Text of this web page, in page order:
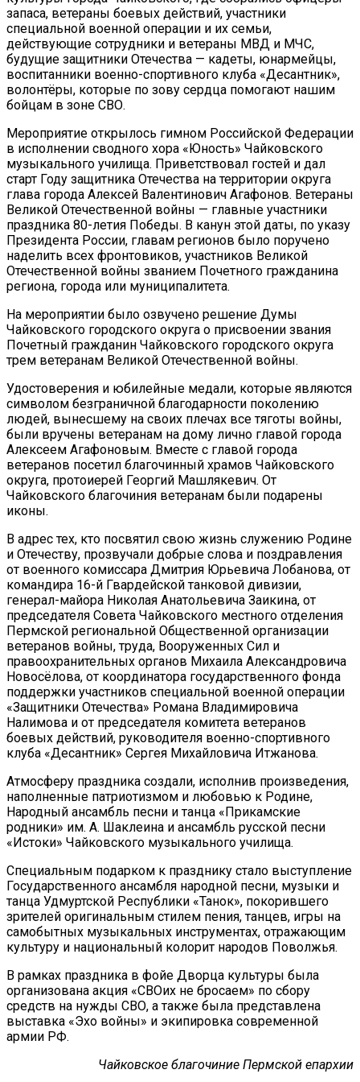
запаса, ветераны боевых действий, участники
специальной военной операции и их семьи,
действующие сотрудники и ветераны МВД и МЧС,
будущие защитники Отечества — кадеты, юнармейцы,
воспитанники военно-спортивного клуба «Десантник»,
волонтёры, которые по зову сердца помогают нашим
бойцам в зоне СВО.
Мероприятие открылось гимном Российской Федерации
в исполнении сводного хора «Юность» Чайковского
музыкального училища. Приветствовал гостей и дал
старт Году защитника Отечества на территории округа
глава города Алексей Валентинович Агафонов. Ветераны
Великой Отечественной войны — главные участники
праздника 80-летия Победы. В канун этой даты, по указу
Президента России, главам регионов было поручено
наделить всех фронтовиков, участников Великой
Отечественной войны званием Почетного гражданина
региона, города или муниципалитета.
На мероприятии было озвучено решение Думы
Чайковского городского округа о присвоении звания
Почетный гражданин Чайковского городского округа
трем ветеранам Великой Отечественной войны.
Удостоверения и юбилейные медали, которые являются
символом безграничной благодарности поколению
людей, вынесшему на своих плечах все тяготы войны,
были вручены ветеранам на дому лично главой города
Алексеем Агафоновым. Вместе с главой города
ветеранов посетил благочинный храмов Чайковского
округа, протоиерей Георгий Машлякевич. От
Чайковского благочиния ветеранам были подарены
иконы.
В адрес тех, кто посвятил свою жизнь служению Родине
и Отечеству, прозвучали добрые слова и поздравления
от военного комиссара Дмитрия Юрьевича Лобанова, от
командира 16-й Гвардейской танковой дивизии,
генерал-майора Николая Анатольевича Заикина, от
председателя Совета Чайковского местного отделения
Пермской региональной Общественной организации
ветеранов войны, труда, Вооруженных Сил и
правоохранительных органов Михаила Александровича
Новосёлова, от координатора государственного фонда
поддержки участников специальной военной операции
«Защитники Отечества» Романа Владимировича
Налимова и от председателя комитета ветеранов
боевых действий, руководителя военно-спортивного
клуба «Десантник» Сергея Михайловича Итжанова.
Атмосферу праздника создали, исполнив произведения,
наполненные патриотизмом и любовью к Родине,
Народный ансамбль песни и танца «Прикамские
родники» им. А. Шаклеина и ансамбль русской песни
«Истоки» Чайковского музыкального училища.
Специальным подарком к празднику стало выступление
Государственного ансамбля народной песни, музыки и
танца Удмуртской Республики «Танок», покорившего
зрителей оригинальным стилем пения, танцев, игры на
самобытных музыкальных инструментах, отражающим
культуру и национальный колорит народов Поволжья.
В рамках праздника в фойе Дворца культуры была
организована акция «СВОих не бросаем» по сбору
средств на нужды СВО, а также была представлена
выставка «Эхо войны» и экипировка современной
армии РФ.
Чайковское благочиние Пермской епархии